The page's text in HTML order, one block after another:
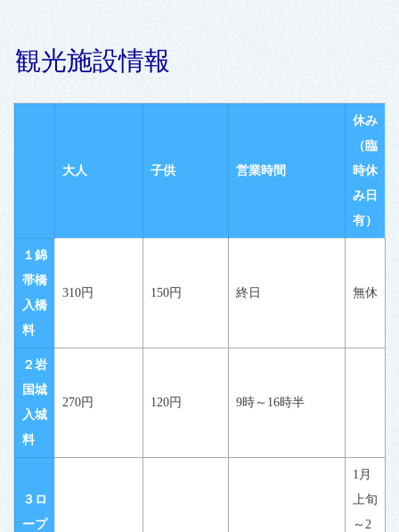
観光施設情報
大人 子供 営業時間
休み
（臨
時休
み日
有）
１錦
帯橋
入橋
料
310円 150円 終日 無休
２岩
国城
入城
料
270円 120円 9時～16時半
３ロ
ープ
1月
上旬
～2